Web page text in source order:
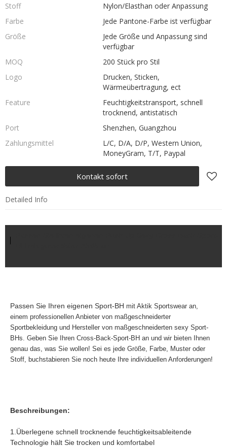
Stoff
Nylon/Elasthan oder Anpassung
Farbe
Jede Pantone-Farbe ist verfügbar
Größe
Jede Größe und Anpassung sind
verfügbar
MOQ
200 Stück pro Stil
Logo
Drucken, Sticken,
Wärmeübertragung, ect
Feature
Feuchtigkeitstransport, schnell
trocknend, antistatisch
Port
Shenzhen, Guangzhou
Zahlungsmittel
L/C, D/A, D/P, Western Union,
MoneyGram, T/T, Paypal
Kontakt sofort
Detailed Info
Passen Sie Ihren eigenen Sport-BH mit Aktik Sportswear an,
einem professionellen Anbieter von maßgeschneiderter
Sportbekleidung und Hersteller von maßgeschneiderten sexy Sport-
BHs. Geben Sie Ihren Cross-Back-Sport-BH an und wir bieten Ihnen
genau das, was Sie wollen! Sei es jede Größe, Farbe, Muster oder
Stoff, buchstabieren Sie noch heute Ihre individuellen Anforderungen!
Beschreibungen:
1.Überlegene schnell trocknende feuchtigkeitsableitende
Technologie hält Sie trocken und komfortabel